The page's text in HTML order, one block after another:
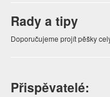
Rady a tipy
Doporučujeme projít pěšky
Přispěvatelé: